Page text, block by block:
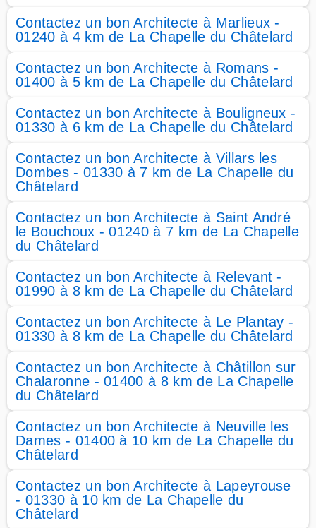
Contactez un bon Architecte à Marlieux -
01240 à 4 km de La Chapelle du Châtelard
Contactez un bon Architecte à Romans -
01400 à 5 km de La Chapelle du Châtelard
Contactez un bon Architecte à Bouligneux -
01330 à 6 km de La Chapelle du Châtelard
Contactez un bon Architecte à Villars les
Dombes - 01330 à 7 km de La Chapelle du
Châtelard
Contactez un bon Architecte à Saint André
le Bouchoux - 01240 à 7 km de La Chapelle
du Châtelard
Contactez un bon Architecte à Relevant -
01990 à 8 km de La Chapelle du Châtelard
Contactez un bon Architecte à Le Plantay -
01330 à 8 km de La Chapelle du Châtelard
Contactez un bon Architecte à Châtillon sur
Chalaronne - 01400 à 8 km de La Chapelle
du Châtelard
Contactez un bon Architecte à Neuville les
Dames - 01400 à 10 km de La Chapelle du
Châtelard
Contactez un bon Architecte à Lapeyrouse
- 01330 à 10 km de La Chapelle du
Châtelard